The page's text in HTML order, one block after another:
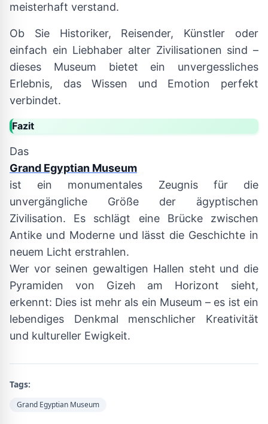
meisterhaft verstand.
Ob Sie Historiker, Reisender, Künstler oder
einfach ein Liebhaber alter Zivilisationen sind –
dieses Museum bietet ein unvergessliches
Erlebnis, das Wissen und Emotion perfekt
verbindet.
Fazit
Das
Grand Egyptian Museum
ist ein monumentales Zeugnis für die
unvergängliche Größe der ägyptischen
Zivilisation. Es schlägt eine Brücke zwischen
Antike und Moderne und lässt die Geschichte in
neuem Licht erstrahlen.
Wer vor seinen gewaltigen Hallen steht und die
Pyramiden von Gizeh am Horizont sieht,
erkennt: Dies ist mehr als ein Museum – es ist ein
lebendiges Denkmal menschlicher Kreativität
und kultureller Ewigkeit.
Tags:
Grand Egyptian Museum